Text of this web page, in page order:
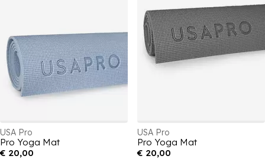
USA Pro
Pro Yoga Mat
€ 20,00
USA Pro
Pro Yoga Mat
€ 20,00